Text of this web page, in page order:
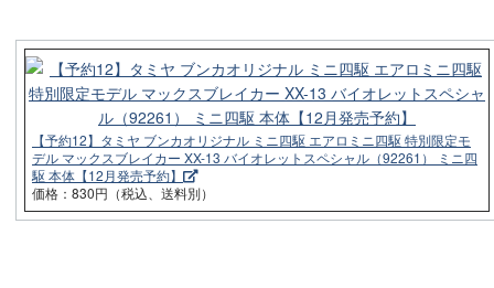
【予約12】タミヤ ブンカオリジナル ミニ四駆 エアロミニ四駆 特別限定モ
デル マックスブレイカー XX-13 バイオレットスペシャル（92261） ミニ四
駆 本体【12月発売予約】
価格：830円（税込、送料別）